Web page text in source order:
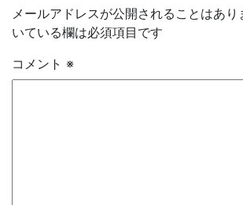
メールアドレスが公開されることはあり
いている欄は必須項目です
コメント ※